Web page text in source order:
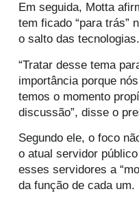
Em seguida, Motta
tem ficado “para trás”
o salto das tecnologias.
“Tratar desse tema
importância porque
temos o momento
discussão”, disse o
Segundo ele, o foco
o atual servidor
esses servidores a
da função de cada um.